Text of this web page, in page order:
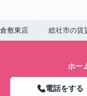
敷東店 総社市の賃
ホー
電話をする